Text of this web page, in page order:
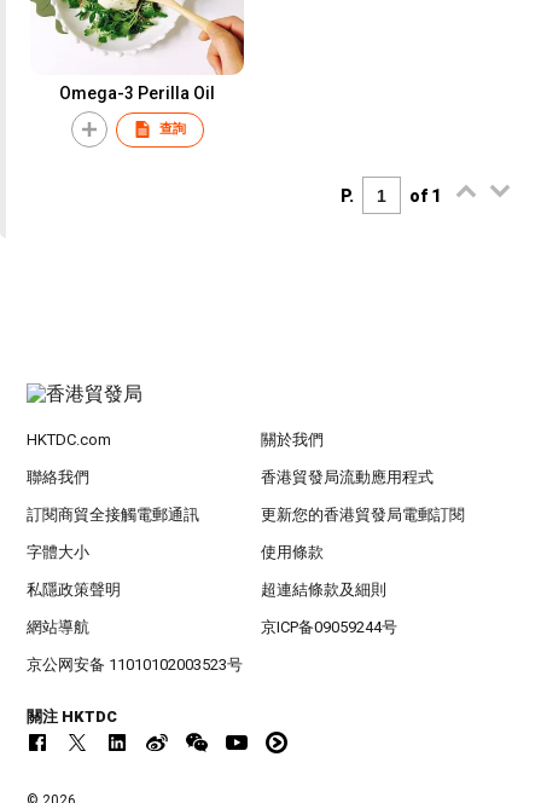
Omega-3 Perilla Oil
查詢
P. of 1
HKTDC.com 關於我們
聯絡我們 香港貿發局流動應用程式
訂閱商貿全接觸電郵通訊 更新您的香港貿發局電郵訂閱
字體大小 使用條款
私隱政策聲明 超連結條款及細則
網站導航 京ICP备09059244号
京公网安备 11010102003523号
關注 HKTDC